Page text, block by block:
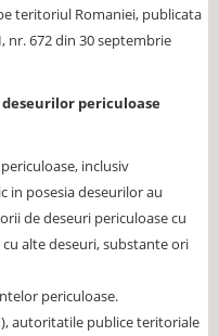
teritoriul Romaniei, publicata
nr. 672 din 30 septembrie
periculoase
inclusiv
in posesia deseurilor au
de deseuri periculoase cu
alte deseuri, substante ori
periculoase.
autoritatile publice teritoriale